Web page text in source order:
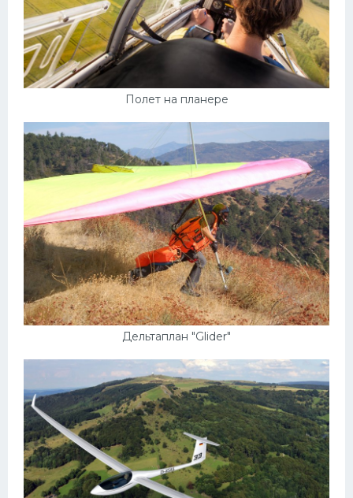
Полет на планере
Дельтаплан "Glider"